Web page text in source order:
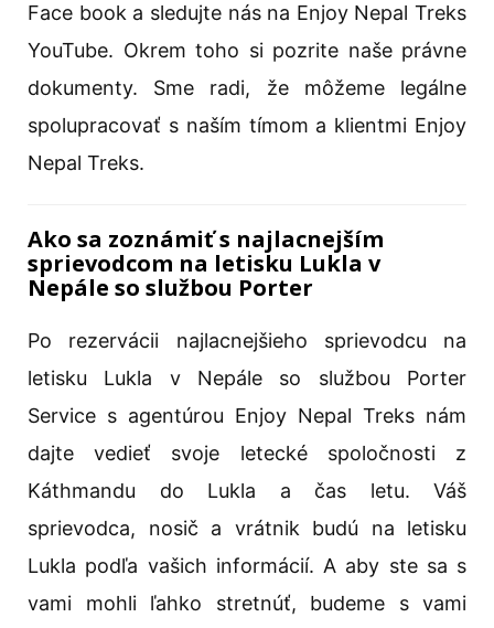
Face book a sledujte nás na Enjoy Nepal Treks
YouTube. Okrem toho si pozrite naše právne
dokumenty. Sme radi, že môžeme legálne
spolupracovať s naším tímom a klientmi Enjoy
Nepal Treks.
Ako sa zoznámiť s najlacnejším
sprievodcom na letisku Lukla v
Nepále so službou Porter
Po rezervácii najlacnejšieho sprievodcu na
letisku Lukla v Nepále so službou Porter
Service s agentúrou Enjoy Nepal Treks nám
dajte vedieť svoje letecké spoločnosti z
Káthmandu do Lukla a čas letu. Váš
sprievodca, nosič a vrátnik budú na letisku
Lukla podľa vašich informácií. A aby ste sa s
vami mohli ľahko stretnúť, budeme s vami